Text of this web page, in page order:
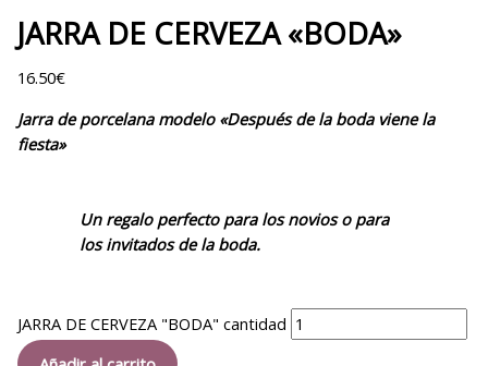
JARRA DE CERVEZA «BODA»
16.50€
Jarra de porcelana modelo «Después de la boda viene la
fiesta»
Un regalo perfecto para los novios o para
los invitados de la boda.
JARRA DE CERVEZA "BODA" cantidad